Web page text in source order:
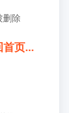
删除
首页...